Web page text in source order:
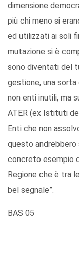
dimensione
più chi meno si
ed utilizzati ai soli
mutazione si è
sono diventati del
gestione, una
non enti inutili, ma
ATER (ex Istituti
Enti che non
questo andrebbero
concreto esempio
Regione che è tra
bel segnale”.
BAS 05